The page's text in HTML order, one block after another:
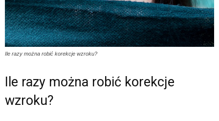
Ile razy można robić korekcje wzroku?
Ile razy można robić korekcje
wzroku?